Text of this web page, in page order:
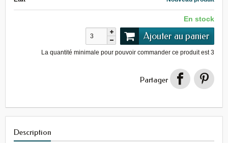
En stock
Ajouter au panier
La quantité minimale pour pouvoir commander ce produit est3
Partager
Description